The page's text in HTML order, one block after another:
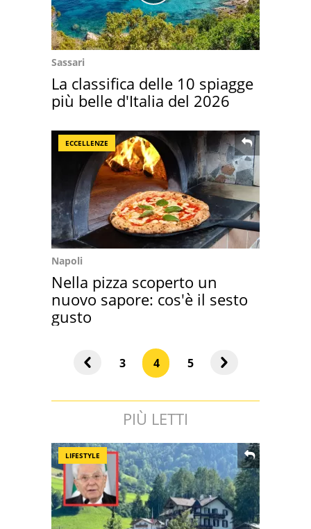
Sassari
La classifica delle 10 spiagge
più belle d'Italia del 2026
ECCELLENZE
Napoli
Nella pizza scoperto un
nuovo sapore: cos'è il sesto
gusto
3 4 5
PIÙ LETTI
LIFESTYLE